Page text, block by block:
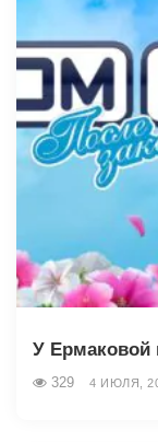
У Ермаковой
329 4 ИЮЛЯ,